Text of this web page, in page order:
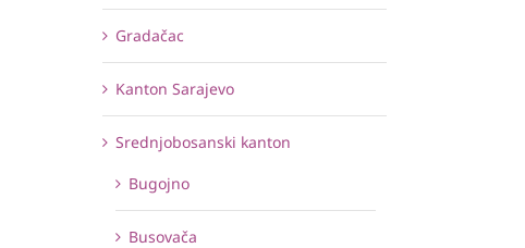
Gradačac
Kanton Sarajevo
Srednjobosanski kanton
Bugojno
Busovača